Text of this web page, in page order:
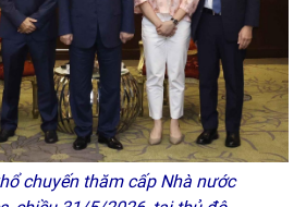
chuyến thăm cấp Nhà nước